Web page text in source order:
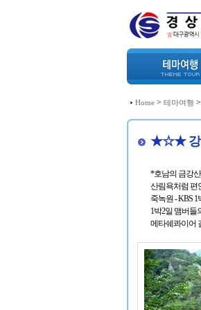
Home > 테마여행 >
★☆★ 강
*호남의 금강
산림욕처럼 편
죽녹원 - KBS
1박2일 맴버들
메타쉐콰이어